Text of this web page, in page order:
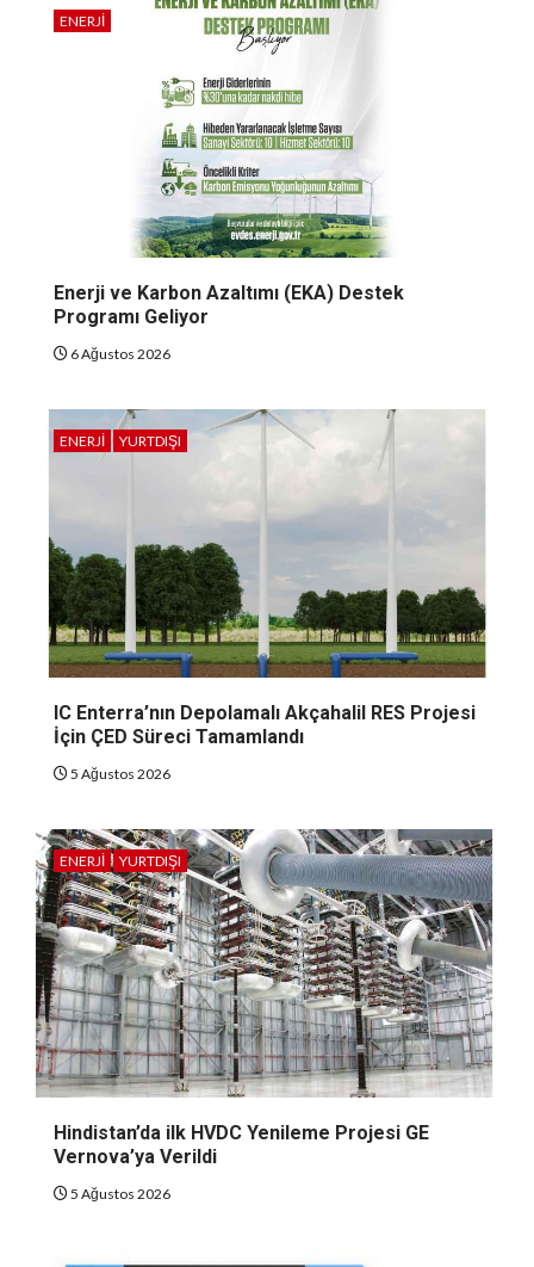
ENERJI
Enerji ve Karbon Azaltımı (EKA) Destek
Programı Geliyor
6 Ağustos 2026
ENERJI YURTDIŞI
IC Enterra’nın Depolamalı Akçahalil RES Projesi
İçin ÇED Süreci Tamamlandı
5 Ağustos 2026
ENERJI YURTDIŞI
Hindistan’da ilk HVDC Yenileme Projesi GE
Vernova’ya Verildi
5 Ağustos 2026